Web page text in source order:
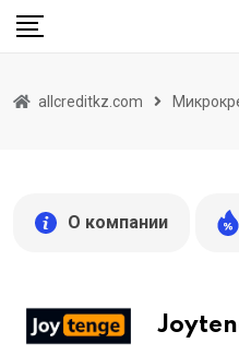
Skip
allcreditkz.com
О компании